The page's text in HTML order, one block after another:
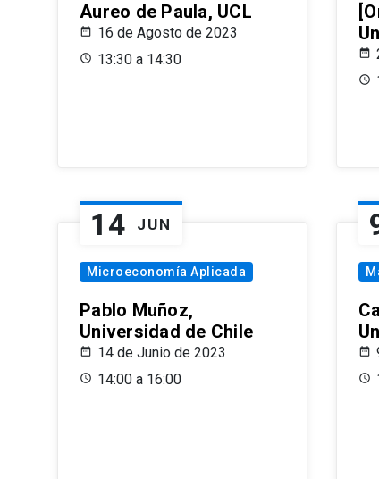
Aureo de Paula, UCL
16 de Agosto de 2023
13:30 a 14:30
14 JUN
Microeconomía Aplicada
Pablo Muñoz,
Universidad de Chile
14 de Junio de 2023
14:00 a 16:00